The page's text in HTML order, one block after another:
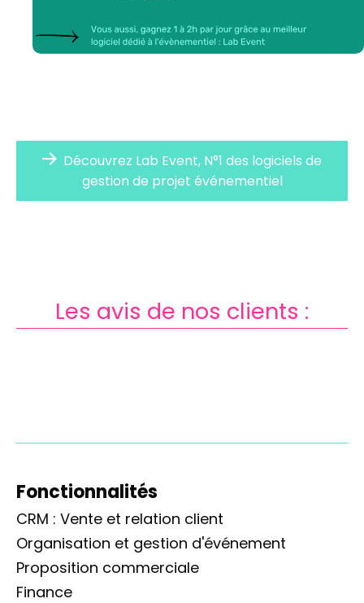
Découvrez Lab Event, N°1 des logiciels de
gestion de projet événementiel
Les avis de nos clients :
Fonctionnalités
CRM : Vente et relation client
Organisation et gestion d'événement
Proposition commerciale
Finance